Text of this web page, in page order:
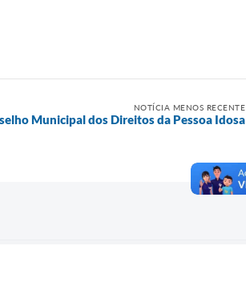
NOTÍCIA MENOS RECENTE
Municipal dos Direitos da Pessoa Idosa